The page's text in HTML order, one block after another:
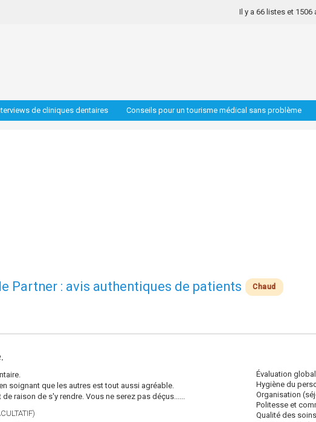
Il y a 66 listes et 1506
de cliniques dentaires Conseils pour un tourisme médical sans problème
Partner : avis authentiques de patients Chaud
Évaluation
Hygiène du
Organisation
Politesse et
Qualité des
soignant que les autres est tout aussi agréable.
raison de s'y rendre. Vous ne serez pas déçus......